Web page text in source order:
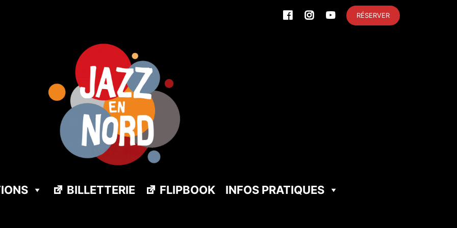
RÉSERVER
BILLETTERIE FLIPBOOK INFOS PRATIQUES